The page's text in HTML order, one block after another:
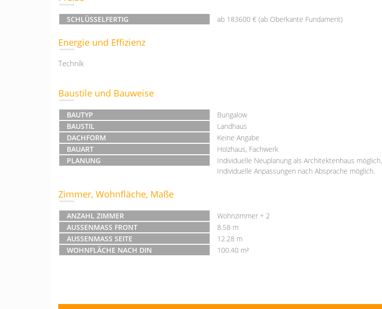
SCHLÜSSELFERTIG ab 183600 € (ab Oberkante Fundament)
Energie und Effizienz
Technik
Baustile und Bauweise
BAUTYP
Bungalow
BAUSTIL
Landhaus
DACHFORM
Keine Angabe
BAUART
Holzhaus, Fachwerk
PLANUNG
Individuelle Neuplanung als Architektenhaus möglich.
Individuelle Anpassungen nach Absprache möglich.
Zimmer, Wohnfläche, Maße
ANZAHL ZIMMER
Wohnzimmer + 2
AUSSENMASS FRONT
8.58 m
AUSSENMASS SEITE
12.28 m
WOHNFLÄCHE NACH DIN
100.40 m²